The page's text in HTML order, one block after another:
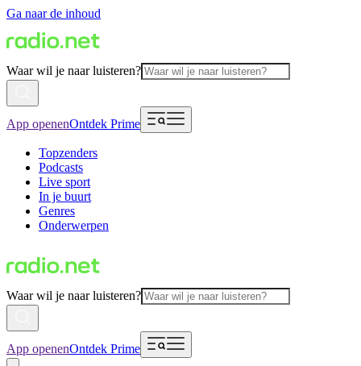
Ga naar de inhoud
Waar wil je naar luisteren?
App openenOntdek Prime
Topzenders
Podcasts
Live sport
In je buurt
Genres
Onderwerpen
Waar wil je naar luisteren?
App openenOntdek Prime